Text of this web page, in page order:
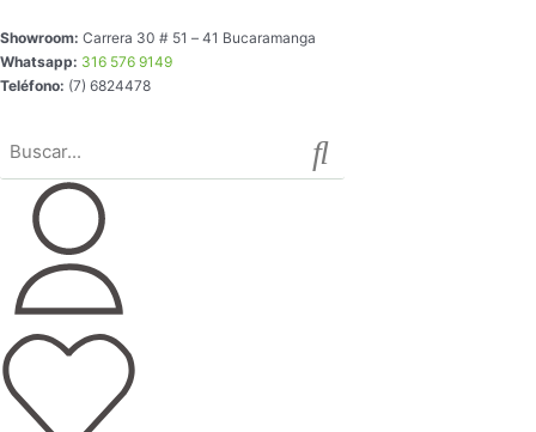
al
contenido
Showroom: Carrera 30 # 51 – 41 Bucaramanga
Whatsapp: 316 576 9149
Teléfono: (7) 6824478